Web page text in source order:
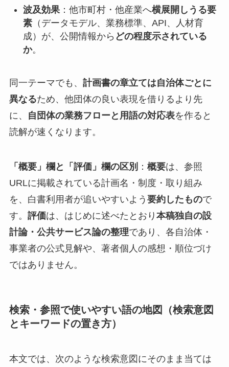
波及効果：他市町村・他産業へ横展開しうる要
素（データモデル、業務標準、API、人材育
成）が、公開情報から どの程度示されている
か。
同一テーマでも、 計画書の章立ては自治体ごとに
異なるため、他団体の良い表現を借りるより先
に、
自団体の業務フローと用語の対応表を作ると
読解が速くなります。
「概要」欄と「評価」欄の区別 ： 概要は、参照
URLに掲載されている計画名・制度・取り組み
を、白書利用者が追いやすいよう 要約したもので
す。 評価は、はじめに述べたとおり 本稿独自の設
計論・公共サービス論の整理であり、各自治体・
事業者の公式見解や、著者個人の感想・順位づけ
ではありません。
検索・参照で使いやすい語の地図（検索意図
とキーワードの置き方）
本文では、次のような検索意図にそのまま当ては